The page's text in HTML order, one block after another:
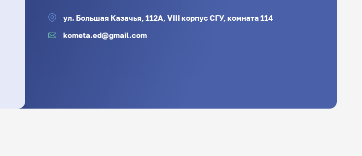
ул. Большая Казачья, 112А, VIII корпус СГУ, комната 114
kometa.ed@gmail.com